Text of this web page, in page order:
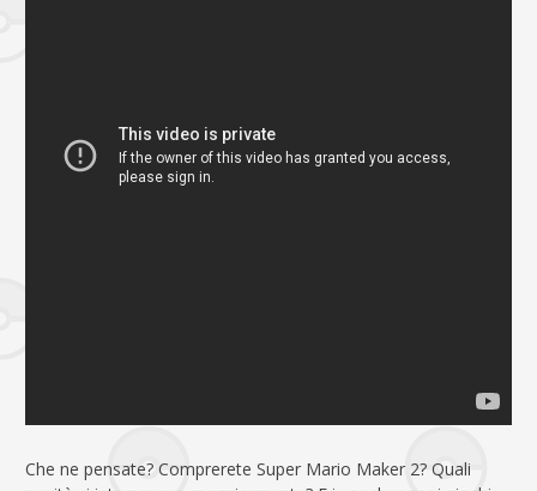
Che ne pensate? Comprerete Super Mario Maker 2? Quali